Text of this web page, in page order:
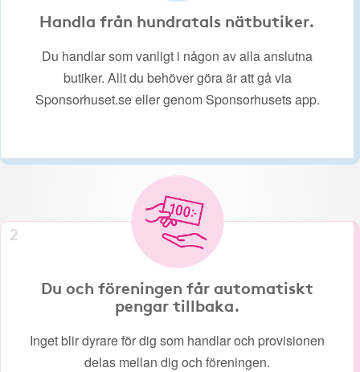
Handla från hundratals nätbutiker.
Du handlar som vanligt i någon av alla anslutna
butiker. Allt du behöver göra är att gå via
Sponsorhuset.se eller genom Sponsorhusets app.
2
Du och föreningen får automatiskt
pengar tillbaka.
Inget blir dyrare för dig som handlar och provisionen
delas mellan dig och föreningen.